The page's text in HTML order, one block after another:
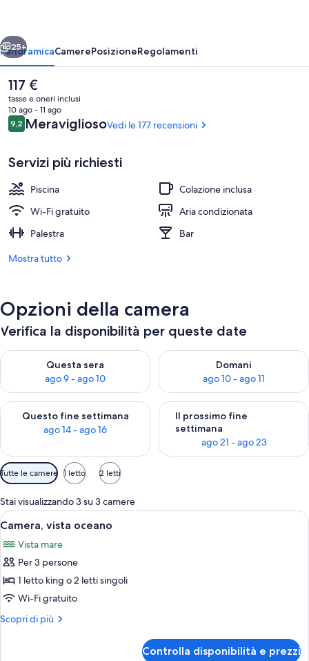
Vista dalla camera
Avanti
25+
PanoramicaCamerePosizioneRegolamenti
Il
prezzo
attuale
è
117 €
117 €
tasse e oneri inclusi
10 ago - 11 ago
Recensioni
9,29,2 su 10
MeravigliosoVedi le 177 recensioni
Servizi più richiesti
Piscina
Colazione inclusa
Wi-Fi gratuito
Aria condizionata
Palestra
Bar
Mostra tutto
Opzioni della camera
Verifica la disponibilità per queste date
Questa sera
ago 9 - ago 10
Verifica la disponibilità per questa sera, ago 9 - ago 10
Domani
ago 10 - ago 11
Verifica la disponibilità per
Questo fine settimana
ago 14 - ago 16
Verifica la disponibilità per questo fine settimana, ago 14 -
Il prossimo fine
settimana
ago 21 - ago 23
Verifica la disponibilità per il
Filtri
disponibili
per
le
camere
Tutte le camere 1 letto 2 letti
Stai visualizzando 3 su 3 camere
Apri
tutte
le
foto
per
Camera,
vista
oceano
Vista sulla costa con barche
4
Camera, vista oceano
Vista mare
Per 3 persone
1 letto king o 2 letti singoli
Wi-Fi gratuito
Scopri di più
Altri
Controlla disponibilità e prezzi